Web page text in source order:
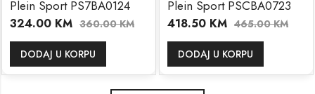
Plein Sport PS7BA0124
324.00 KM 360.00KM
DODAJ U KORPU
Plein Sport PSCBA0723
418.50 KM 465.00KM
DODAJ U KORPU